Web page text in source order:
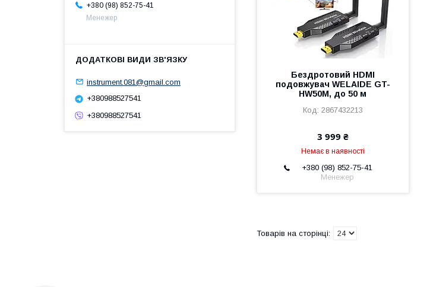
Бездротовий HDMI
подовжувач WELAIDE GT-
HW50M, до 50 м
2867432213
3 999 ₴
Немає в наявності
+380 (98) 852-75-41
Менежер
+380 (98) 852-75-41
Менежер
instrument.081@gmail.com
+380988527541
+380988527541